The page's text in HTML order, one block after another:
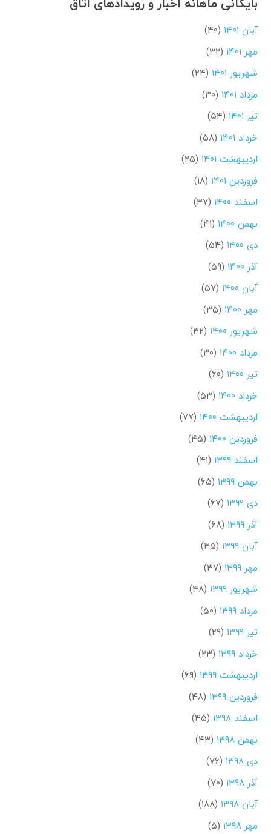
آبان ۱۴۰۱
(۴۰)
مهر ۱۴۰۱
(۳۲)
شهریور ۱۴۰۱
(۲۴)
مرداد ۱۴۰۱
(۳۰)
تیر ۱۴۰۱
(۵۴)
خرداد ۱۴۰۱
(۵۸)
اردیبهشت ۱۴۰۱
(۲۵)
فروردین ۱۴۰۱
(۱۸)
اسفند ۱۴۰۰
(۳۷)
بهمن ۱۴۰۰
(۴۱)
دی ۱۴۰۰
(۵۴)
آذر ۱۴۰۰
(۵۹)
آبان ۱۴۰۰
(۵۷)
مهر ۱۴۰۰
(۳۵)
شهریور ۱۴۰۰
(۳۲)
مرداد ۱۴۰۰
(۳۰)
تیر ۱۴۰۰
(۶۰)
خرداد ۱۴۰۰
(۵۳)
اردیبهشت ۱۴۰۰
(۷۷)
فروردین ۱۴۰۰
(۴۵)
اسفند ۱۳۹۹
(۴۱)
بهمن ۱۳۹۹
(۶۵)
دی ۱۳۹۹
(۶۷)
آذر ۱۳۹۹
(۶۸)
آبان ۱۳۹۹
(۳۵)
مهر ۱۳۹۹
(۳۷)
شهریور ۱۳۹۹
(۴۸)
مرداد ۱۳۹۹
(۵۰)
تیر ۱۳۹۹
(۲۹)
خرداد ۱۳۹۹
(۲۳)
اردیبهشت ۱۳۹۹
(۶۹)
فروردین ۱۳۹۹
(۴۸)
اسفند ۱۳۹۸
(۴۵)
بهمن ۱۳۹۸
(۴۳)
دی ۱۳۹۸
(۷۶)
آذر ۱۳۹۸
(۷۰)
آبان ۱۳۹۸
(۱۸۸)
مهر ۱۳۹۸
(۵)